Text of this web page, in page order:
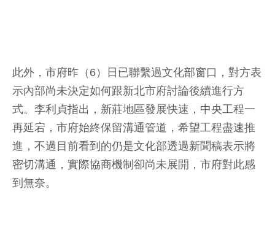
此外，市府昨（6）日已聯繫過文化部窗口，對方表
示內部尚未決定如何跟新北市府討論後續進行方
式。李利貞指出，新莊地區發展快速，中央工程一
再延宕，市府始終保留溝通管道，希望工程盡速推
進，不過目前看到的仍是文化部透過新聞稿表示將
密切溝通，實際協商機制卻尚未展開，市府對此感
到無奈。